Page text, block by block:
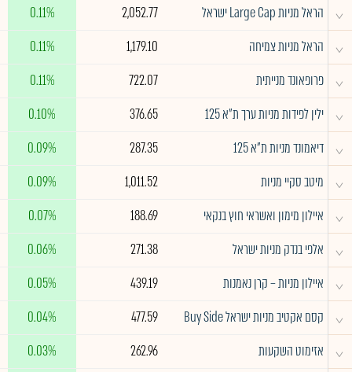
^ הראל מניות Large Cap ישראל 2,052.77
0.11%
^ הראל מניות צמיחה 1,179.10
0.11%
^ פרופאונד מנייתית 722.07
0.11%
^ ילין לפידות מניות ערך ת"א 125 376.65
0.10%
^ דיאמונד מניות ת"א 125 287.35
0.09%
^ מיטב סקיי מניות 1,011.52
0.09%
^ איילון מימון ואשראי חוץ בנקאי 188.69
0.07%
^ אלפי בנדק מניות ישראל 271.38
0.06%
^ איילון מניות – קרן נאמנות 439.19
0.05%
^ קסם אקטיב מניות ישראל Buy Side 477.59
0.04%
^ אזימוט השקעות 262.96
0.03%